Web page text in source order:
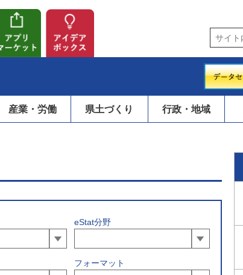
産業・労働 県土づくり 行政・地域
eStat分野
フォーマット